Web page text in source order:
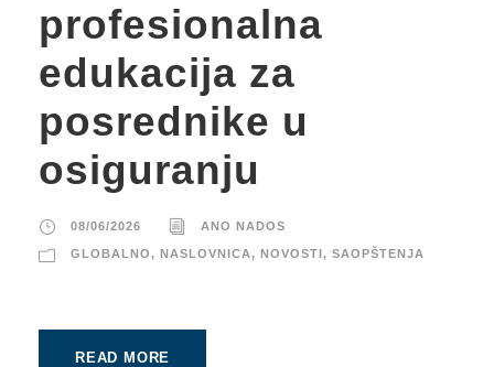
profesionalna
edukacija za
posrednike u
osiguranju
08/06/2026 ANO NADOS
GLOBALNO, NASLOVNICA, NOVOSTI, SAOPŠTENJA
READ MORE